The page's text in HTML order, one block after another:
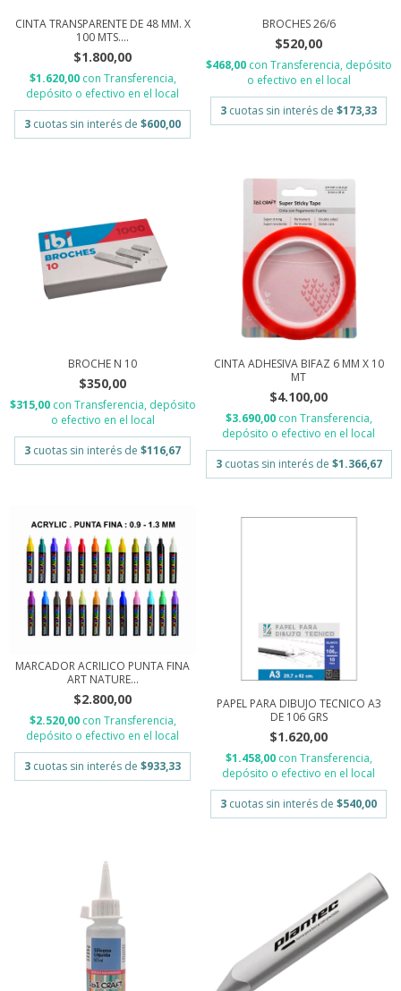
CINTA TRANSPARENTE DE 48 MM. X
100 MTS....
$1.800,00
$1.620,00 con Transferencia,
depósito o efectivo en el local
3 cuotas sin interés de $600,00
BROCHES 26/6
$520,00
$468,00 con Transferencia, depósito
o efectivo en el local
3 cuotas sin interés de $173,33
BROCHE N 10
$350,00
$315,00 con Transferencia, depósito
o efectivo en el local
3 cuotas sin interés de $116,67
CINTA ADHESIVA BIFAZ 6 MM X 10
MT
$4.100,00
$3.690,00 con Transferencia,
depósito o efectivo en el local
3 cuotas sin interés de $1.366,67
MARCADOR ACRILICO PUNTA FINA
ART NATURE...
$2.800,00
$2.520,00 con Transferencia,
depósito o efectivo en el local
3 cuotas sin interés de $933,33
PAPEL PARA DIBUJO TECNICO A3
DE 106 GRS
$1.620,00
$1.458,00 con Transferencia,
depósito o efectivo en el local
3 cuotas sin interés de $540,00